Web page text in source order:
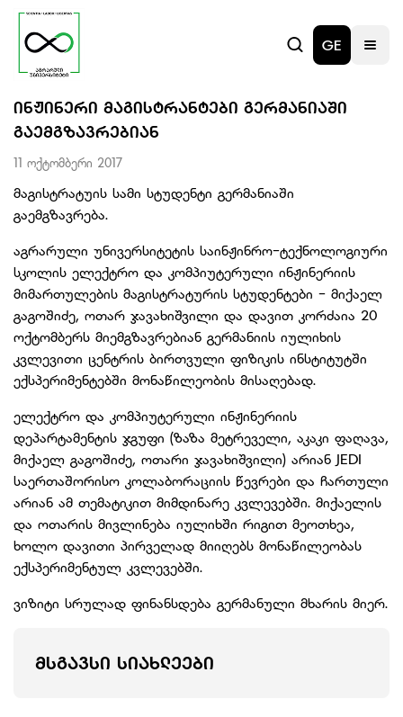
GE
ᲘᲜᲟᲘᲜᲔᲠᲘ ᲛᲐᲒᲘᲡᲢᲠᲐᲜᲢᲔᲑᲘ ᲒᲔᲠᲛᲐᲜᲘᲐᲨᲘ
ᲒᲐᲔᲛᲒᲖᲐᲕᲠᲔᲑᲘᲐᲜ
11 ოქტომბერი 2017
მაგისტრატუის სამი სტუდენტი გერმანიაში
გაემგზავრება.
აგრარული უნივერსიტეტის საინჟინრო-ტექნოლოგიური
სკოლის ელექტრო და კომპიუტერული ინჟინერიის
მიმართულების მაგისტრატურის სტუდენტები - მიქაელ
გაგოშიძე, ოთარ ჯავახიშვილი და დავით კორძაია 20
ოქტომბერს მიემგზავრებიან გერმანიის იულიხის
კვლევითი ცენტრის ბირთვული ფიზიკის ინსტიტუტში
ექსპერიმენტებში მონაწილეობის მისაღებად.
ელექტრო და კომპიუტერული ინჟინერიის
დეპარტამენტის ჯგუფი (ზაზა მეტრეველი, აკაკი ფაღავა,
მიქაელ გაგოშიძე, ოთარი ჯავახიშვილი) არიან JEDI
საერთაშორისო კოლაბორაციის წევრები და ჩართული
არიან ამ თემატიკით მიმდინარე კვლევებში. მიქაელის
და ოთარის მივლინება იულიხში რიგით მეოთხეა,
ხოლო დავითი პირველად მიიღებს მონაწილეობას
ექსპერიმენტულ კვლევებში.
ვიზიტი სრულად ფინანსდება გერმანული მხარის მიერ.
ᲛᲡᲒᲐᲕᲡᲘ ᲡᲘᲐᲮᲚᲔᲔᲑᲘ